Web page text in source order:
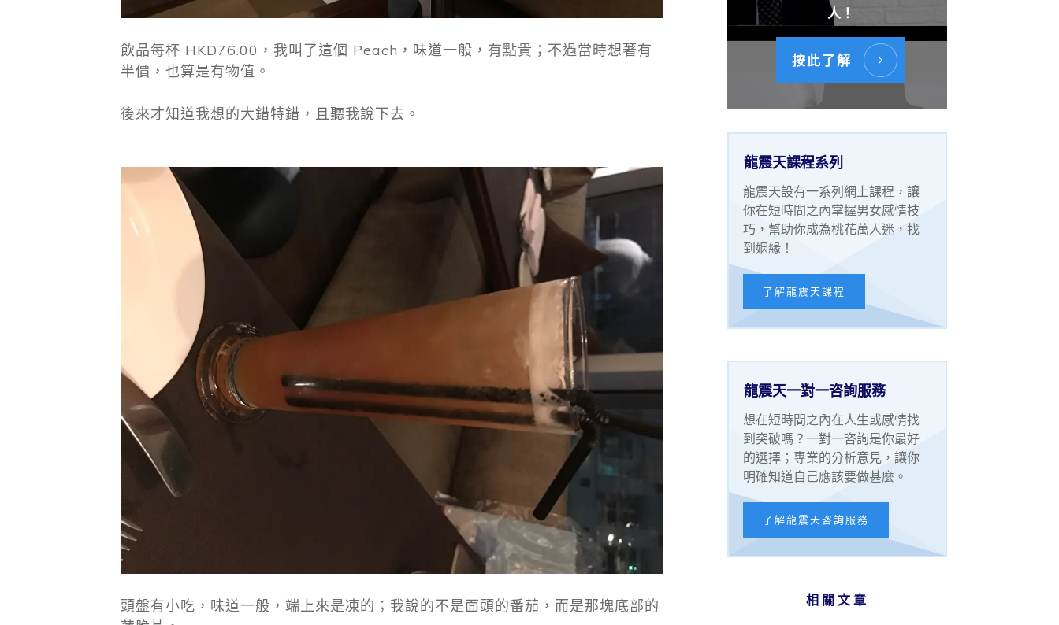
飲品每杯 HKD76.00，我叫了這個 Peach，味道一般，有點貴；不過當時想著有
半價，也算是有物值。
後來才知道我想的大錯特錯，且聽我說下去。
頭盤有小吃，味道一般，端上來是凍的；我說的不是面頭的番茄，而是那塊底部的
人！
按此了解
龍震天課程系列
龍震天設有一系列網上課程，讓
你在短時間之內掌握男女感情技
巧，幫助你成為桃花萬人迷，找
到姻緣！
了解龍震天課程
龍震天一對一咨詢服務
想在短時間之內在人生或感情找
到突破嗎？一對一咨詢是你最好
的選擇；專業的分析意見，讓你
明確知道自己應該要做甚麼。
了解龍震天咨詢服務
相關文章